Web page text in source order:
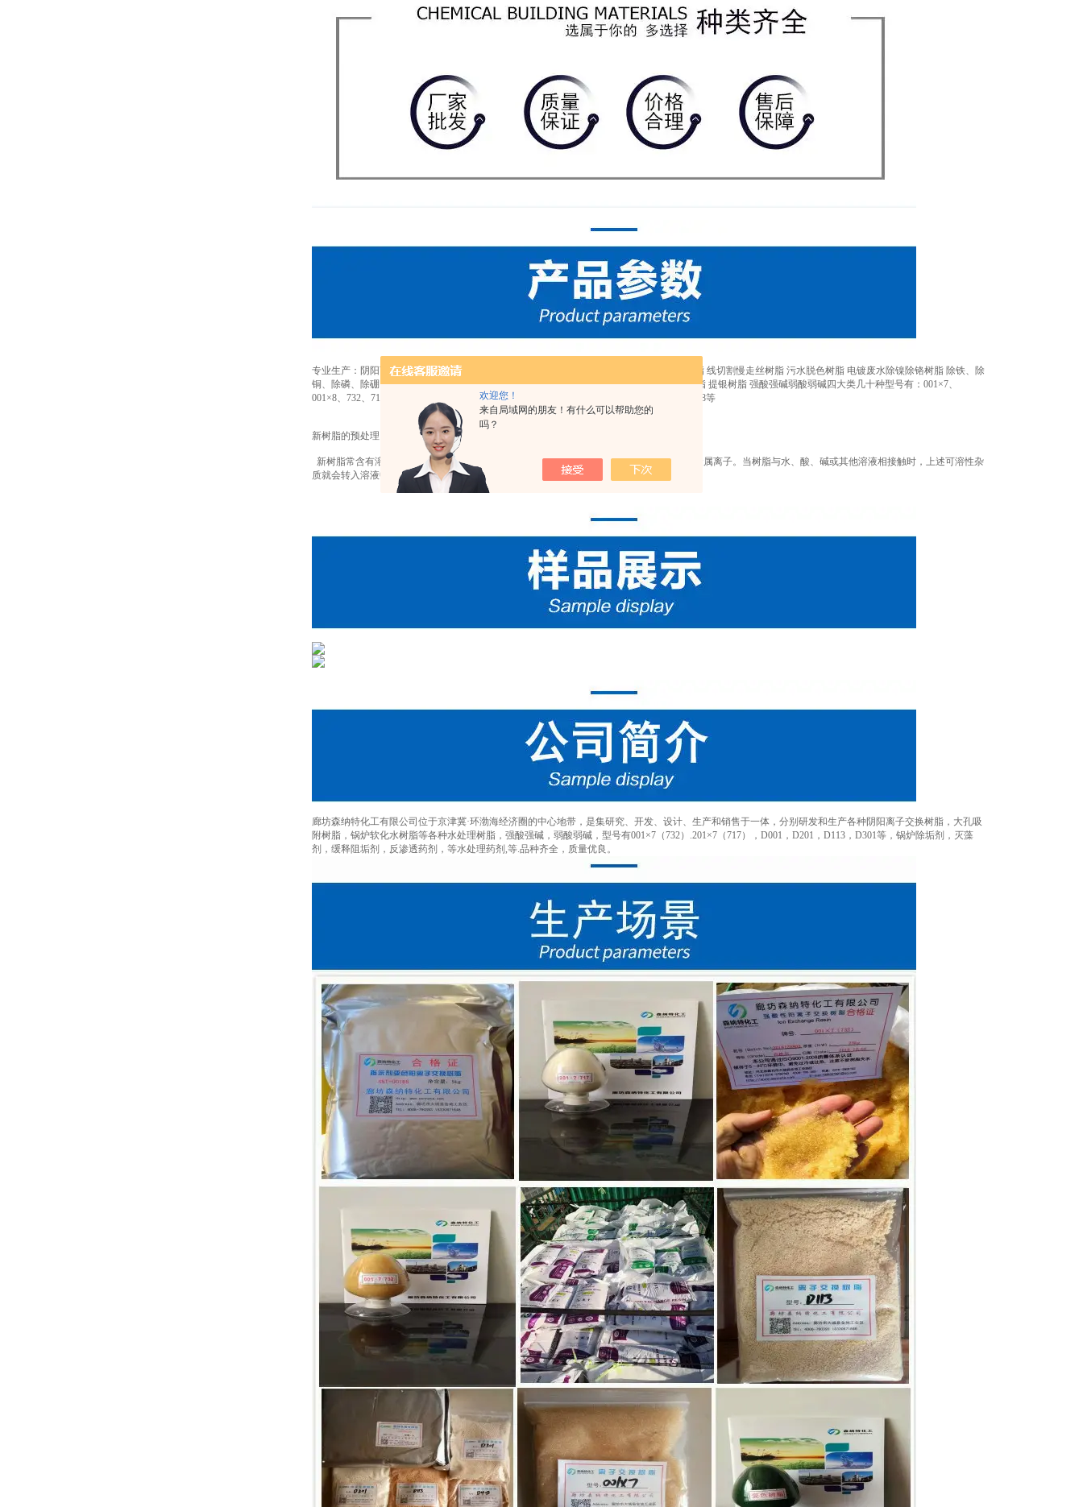
欢迎您！
来自局域网的朋友！有什么可以帮助您的
吗？
专业生产：阴阳离子交换树脂 大孔吸附树脂 软化水树脂 混床MB树脂 18兆欧超纯水抛光树脂 线切割慢走丝树脂 污水脱色树脂 电镀废水除镍除铬树脂 除铁、除
铜、除磷、除硼、除坲除重金属树脂，酸回收树脂，鳌合树脂 食品级树脂 提矾树脂 吸金树脂 提银树脂 强酸强碱弱酸弱碱四大类几十种型号有：001×7、
001×8、732、717、201×7、201×4、D001、D201、D301、D113、D101、H103、D403、D408等
新树脂的预处理：
新树脂常含有溶剂、未参加聚合反应的物质和少量低聚合物，还可能吸着铁、铝、铜等重金属离子。当树脂与水、酸、碱或其他溶液相接触时，上述可溶性杂
质就会转入溶液中，在使用初期污染出水水质。所以，新树脂在投运前要进行预处理
廊坊森纳特化工有限公司位于京津冀·环渤海经济圈的中心地带，是集研究、开发、设计、生产和销售于一体，分别研发和生产各种阴阳离子交换树脂，大孔吸
附树脂，锅炉软化水树脂等各种水处理树脂，强酸强碱，弱酸弱碱，型号有001×7（732）.201×7（717），D001，D201，D113，D301等，锅炉除垢剂，灭藻
剂，缓释阻垢剂，反渗透药剂，等水处理药剂,等.品种齐全，质量优良。